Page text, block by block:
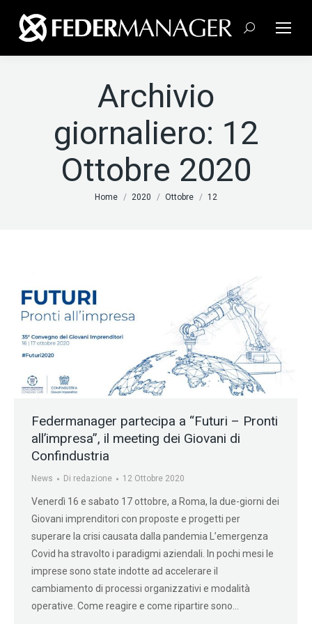
Cerca:
Archivio
giornaliero: 12
Ottobre 2020
Tu sei qui:
Home 2020 Ottobre 12
Federmanager partecipa a “Futuri – Pronti
all’impresa”, il meeting dei Giovani di
Confindustria
News Di redazione 12 Ottobre 2020
Venerdì 16 e sabato 17 ottobre, a Roma, la due-giorni dei
Giovani imprenditori con proposte e progetti per
superare la crisi causata dalla pandemia L’emergenza
Covid ha stravolto i paradigmi aziendali. In pochi mesi le
imprese sono state indotte ad accelerare il
cambiamento di processi organizzativi e modalità
operative. Come reagire e come ripartire sono…